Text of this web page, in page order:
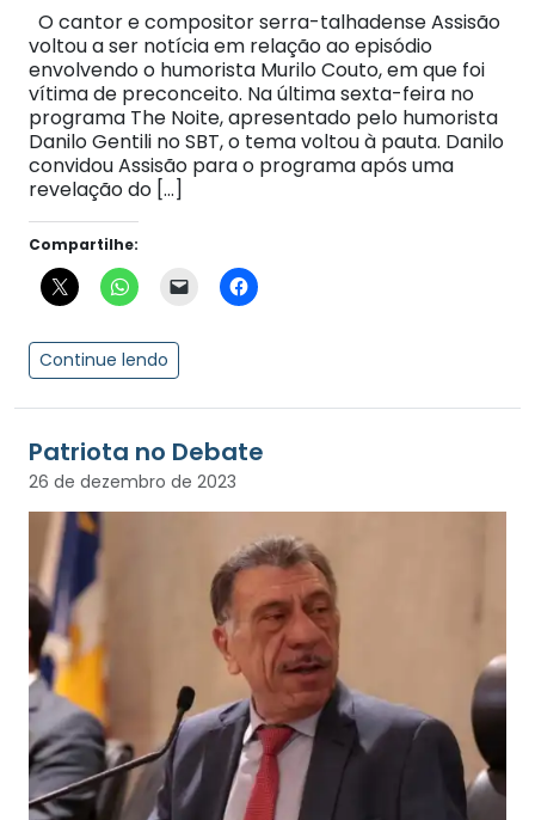
O cantor e compositor serra-talhadense Assisão
voltou a ser notícia em relação ao episódio
envolvendo o humorista Murilo Couto, em que foi
vítima de preconceito. Na última sexta-feira no
programa The Noite, apresentado pelo humorista
Danilo Gentili no SBT, o tema voltou à pauta. Danilo
convidou Assisão para o programa após uma
revelação do […]
Compartilhe:
Continue lendo
Patriota no Debate
26 de dezembro de 2023